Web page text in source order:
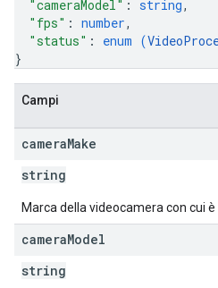
"cameraModel" : string,
"fps" : number,
"status" : enum (
}
Campi
cameraMake
string
Marca della videocamera con cui
cameraModel
string